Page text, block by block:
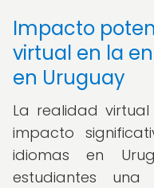
Impacto
virtual en la
en Uruguay
La realidad
impacto
idiomas en
estudiantes una